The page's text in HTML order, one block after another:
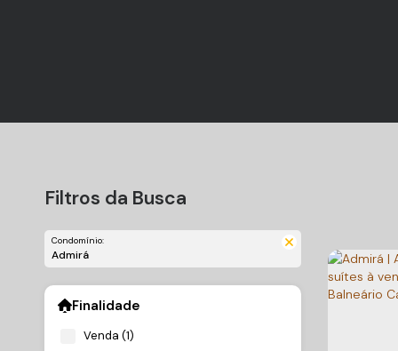
Filtros da Busca
Condomínio:
Admirá
Finalidade
Venda (1)